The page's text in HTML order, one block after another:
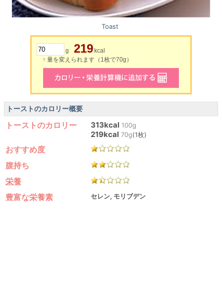
Toast
g 219 kcal
↑ 量を変えられます（1枚で70g）
トーストのカロリー概要
トーストのカロリー 313kcal 100g
219kcal 70g(1枚)
おすすめ度
腹持ち
栄養
豊富な栄養素
セレン, モリブデン